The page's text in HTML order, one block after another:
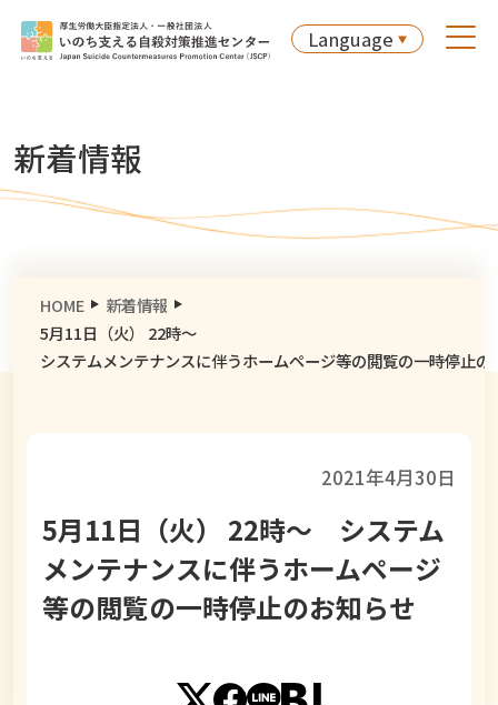
Language
新着情報
HOME
新着情報
5月11日（火） 22時～
システムメンテナンスに伴うホームページ等の閲覧の一時停止の
2021年4月30日
5月11日（火） 22時～ システム
メンテナンスに伴うホームページ
等の閲覧の一時停止のお知らせ